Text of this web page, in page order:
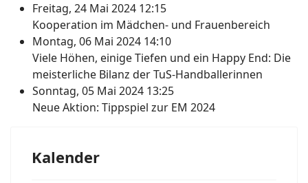
Freitag, 24 Mai 2024 12:15
Kooperation im Mädchen- und Frauenbereich
Montag, 06 Mai 2024 14:10
Viele Höhen, einige Tiefen und ein Happy End: Die
meisterliche Bilanz der TuS-Handballerinnen
Sonntag, 05 Mai 2024 13:25
Neue Aktion: Tippspiel zur EM 2024
Kalender